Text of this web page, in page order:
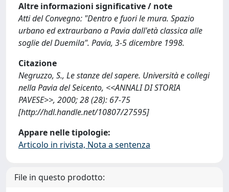
Altre informazioni significative / note
Atti del Convegno: "Dentro e fuori le mura. Spazio
urbano ed extraurbano a Pavia dall'età classica alle
soglie del Duemila". Pavia, 3-5 dicembre 1998.
Citazione
Negruzzo, S., Le stanze del sapere. Università e collegi
nella Pavia del Seicento, <<ANNALI DI STORIA
PAVESE>>, 2000; 28 (28): 67-75
[http://hdl.handle.net/10807/27595]
Appare nelle tipologie:
Articolo in rivista, Nota a sentenza
File in questo prodotto: